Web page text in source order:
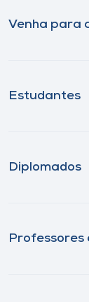
Venha para
Estudantes
Diplomados
Professores